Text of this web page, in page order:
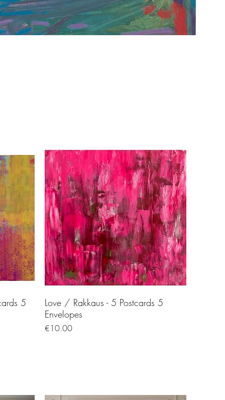
5
Love / Rakkaus - 5 Postcards 5
Envelopes
Price
€10.00